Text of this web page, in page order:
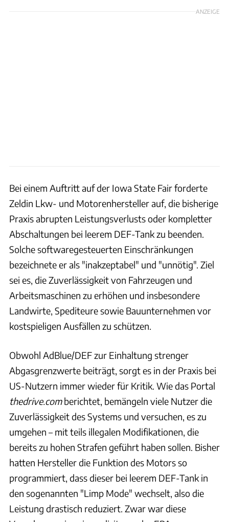
ANZEIGE
Bei einem Auftritt auf der Iowa State Fair forderte
Zeldin Lkw- und Motorenhersteller auf, die bisherige
Praxis abrupten Leistungsverlusts oder kompletter
Abschaltungen bei leerem DEF-Tank zu beenden.
Solche softwaregesteuerten Einschränkungen
bezeichnete er als "inakzeptabel" und "unnötig". Ziel
sei es, die Zuverlässigkeit von Fahrzeugen und
Arbeitsmaschinen zu erhöhen und insbesondere
Landwirte, Spediteure sowie Bauunternehmen vor
kostspieligen Ausfällen zu schützen.
Obwohl AdBlue/DEF zur Einhaltung strenger
Abgasgrenzwerte beiträgt, sorgt es in der Praxis bei
US-Nutzern immer wieder für Kritik. Wie das Portal
thedrive.comberichtet, bemängeln viele Nutzer die
Zuverlässigkeit des Systems und versuchen, es zu
umgehen – mit teils illegalen Modifikationen, die
bereits zu hohen Strafen geführt haben sollen. Bisher
hatten Hersteller die Funktion des Motors so
programmiert, dass dieser bei leerem DEF-Tank in
den sogenannten "Limp Mode" wechselt, also die
Leistung drastisch reduziert. Zwar war diese